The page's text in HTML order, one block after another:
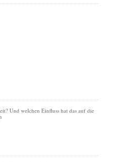
Und welchen Einfluss hat das auf die